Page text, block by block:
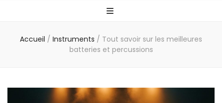
Accueil / Instruments / Tout savoir sur les meilleures
batteries et percussions